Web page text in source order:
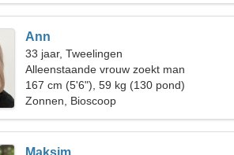
Ann
33 jaar, Tweelingen
Alleenstaande vrouw zoekt man
167 cm (5'6"), 59 kg (130 pond)
Zonnen, Bioscoop
Maksim